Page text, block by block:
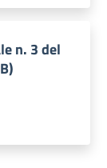
n. 3 del